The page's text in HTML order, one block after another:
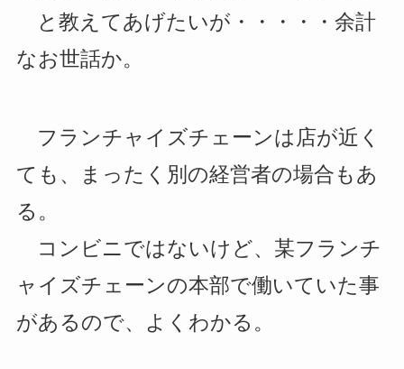
と教えてあげたいが・・・・・余計
なお世話か。
フランチャイズチェーンは店が近く
ても、まったく別の経営者の場合もあ
る。
コンビニではないけど、某フランチ
ャイズチェーンの本部で働いていた事
があるので、よくわかる。